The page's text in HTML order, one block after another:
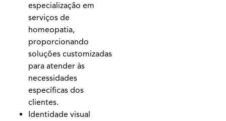
especialização em
serviços de
homeopatia,
proporcionando
soluções customizadas
para atender às
necessidades
específicas dos
clientes.
Identidade visual